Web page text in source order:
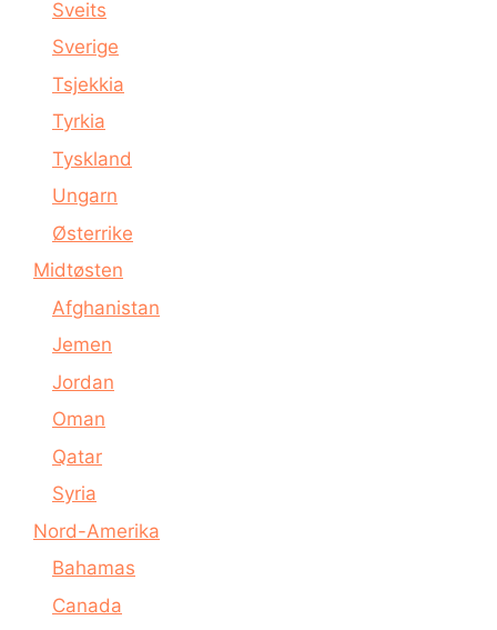
Sveits
Sverige
Tsjekkia
Tyrkia
Tyskland
Ungarn
Østerrike
Midtøsten
Afghanistan
Jemen
Jordan
Oman
Qatar
Syria
Nord-Amerika
Bahamas
Canada